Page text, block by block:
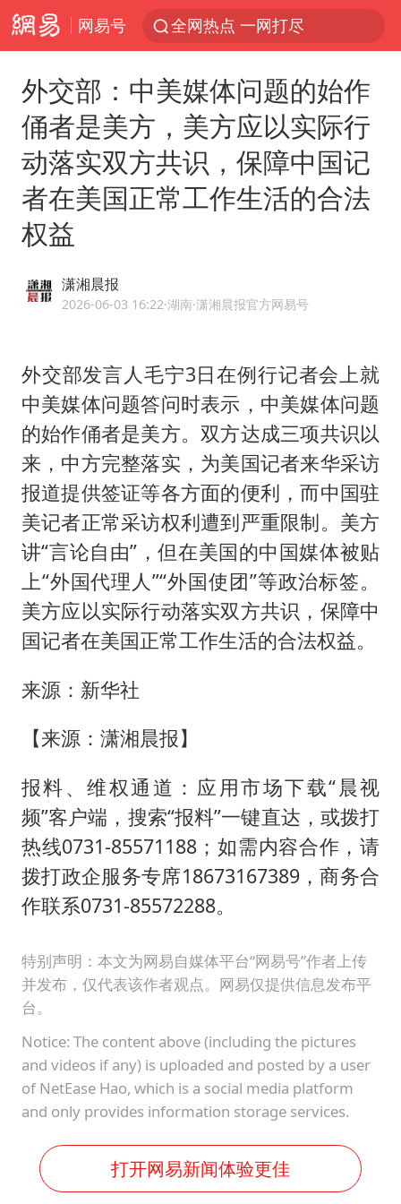
网易号 全网热点 一网打尽
外交部：中美媒体问题的始作
俑者是美方，美方应以实际行
动落实双方共识，保障中国记
者在美国正常工作生活的合法
权益
潇湘晨报
2026-06-03 16:22·湖南·潇湘晨报官方网易号
外交部发言人毛宁3日在例行记者会上就
中美媒体问题答问时表示，中美媒体问题
的始作俑者是美方。双方达成三项共识以
来，中方完整落实，为美国记者来华采访
报道提供签证等各方面的便利，而中国驻
美记者正常采访权利遭到严重限制。美方
讲“言论自由”，但在美国的中国媒体被贴
上“外国代理人”“外国使团”等政治标签。
美方应以实际行动落实双方共识，保障中
国记者在美国正常工作生活的合法权益。
来源：新华社
【来源：潇湘晨报】
报料、维权通道：应用市场下载“晨视
频”客户端，搜索“报料”一键直达，或拨打
热线0731-85571188；如需内容合作，请
拨打政企服务专席18673167389，商务合
作联系0731-85572288。
特别声明：本文为网易自媒体平台“网易号”作者上传
并发布，仅代表该作者观点。网易仅提供信息发布平
台。
Notice: The content above (including the pictures
and videos if any) is uploaded and posted by a user
of NetEase Hao, which is a social media platform
and only provides information storage services.
打开网易新闻体验更佳